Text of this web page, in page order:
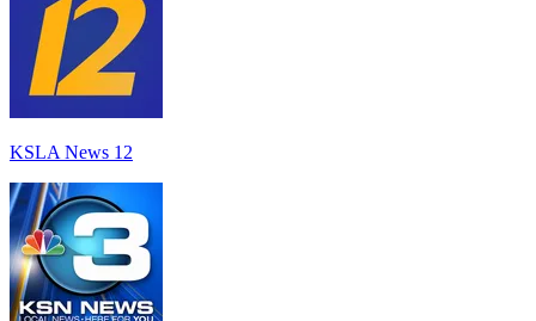
KSLA News 12